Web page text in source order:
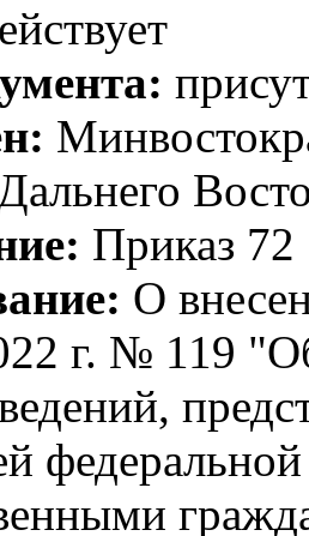
Приказ 72
О
г. № 119